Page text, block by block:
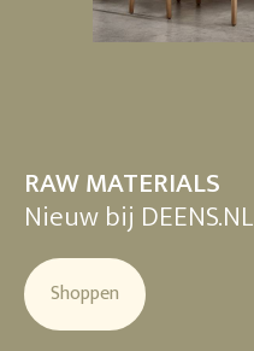
RAW MATERIALS
Nieuw bij DEENS.NL
Shoppen